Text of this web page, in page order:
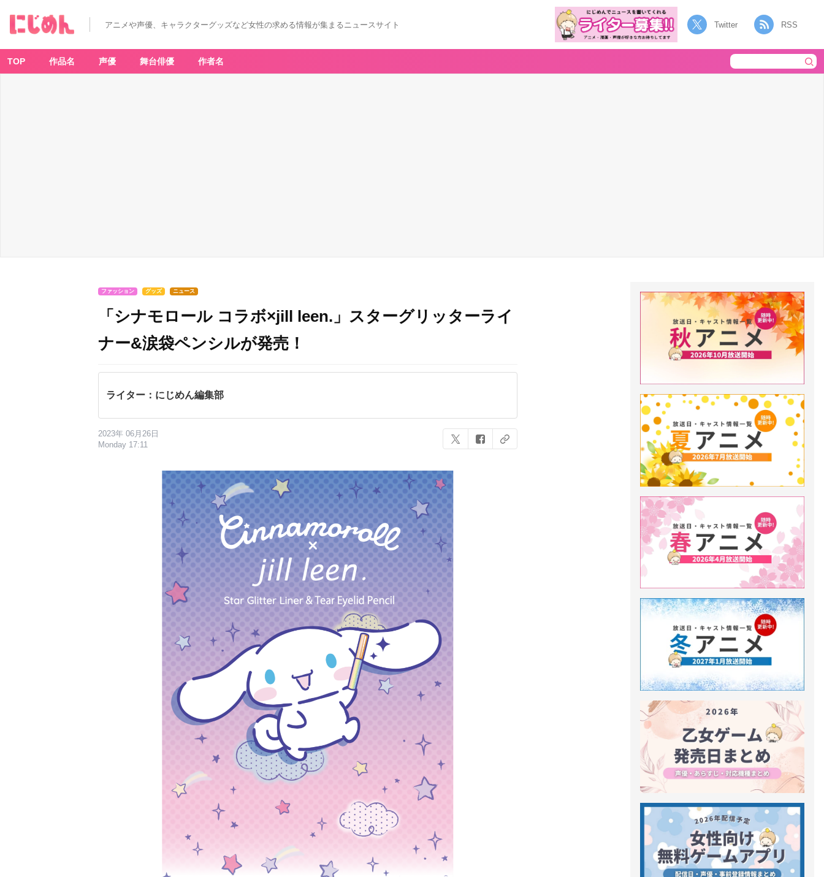
アニメや声優、キャラクターグッズなど女性の求める情報が集まるニュースサイト Twitter RSS
TOP 作品名 声優 舞台俳優 作者名
ファッション グッズ ニュース
「シナモロール コラボ×jill leen.」スターグリッターライ
ナー&涙袋ペンシルが発売！
ライター：にじめん編集部
2023年 06月26日
Monday 17:11